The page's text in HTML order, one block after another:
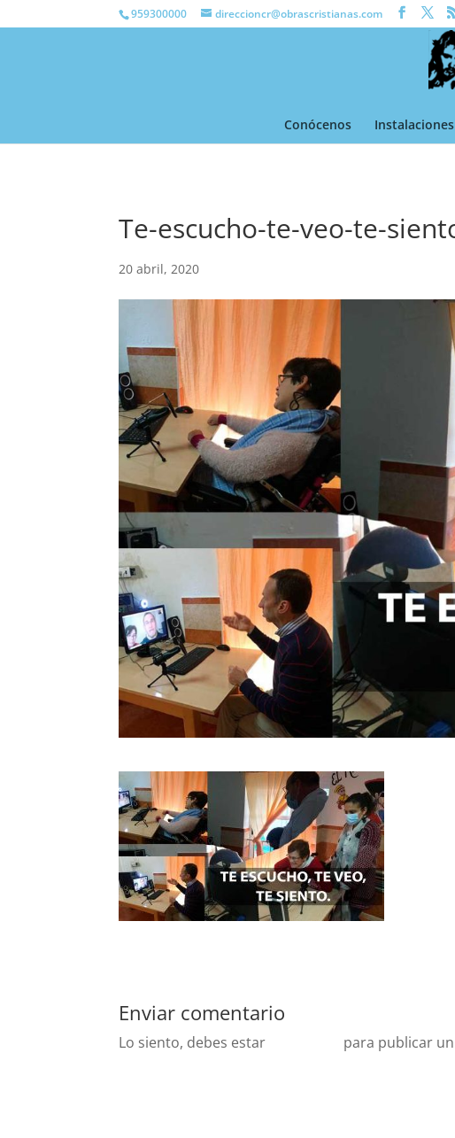
959300000 direccioncr@obrascristianas.com
Conócenos Instalaciones
Te-escucho-te-veo-te-
20 abril, 2020
Enviar comentario
Lo siento, debes estar para publicar